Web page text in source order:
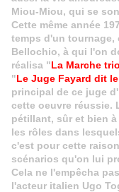
Miou-Miou, qui se
Cette même année
temps d'un tournage,
Bellochio, à qui l'on
réalisa "La Marche
"Le Juge Fayard dit
principal de ce juge
cette oeuvre réussie.
pétillant, sûr et bien
les rôles dans
c'est pour cette
scénarios qu'on lui
Cela ne l'empêcha
l'acteur italien Ugo